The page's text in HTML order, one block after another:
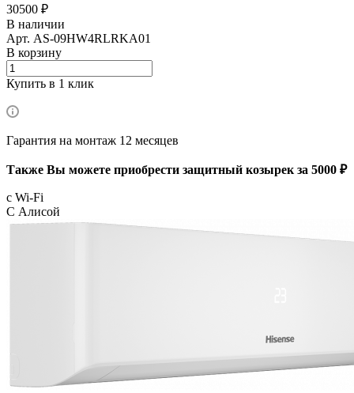
30500 ₽
В наличии
Арт. AS-09HW4RLRKA01
В корзину
Купить в 1 клик
Гарантия на монтаж 12 месяцев
Также Вы можете приобрести защитный козырек за 5000 ₽
с Wi-Fi
С Алисой